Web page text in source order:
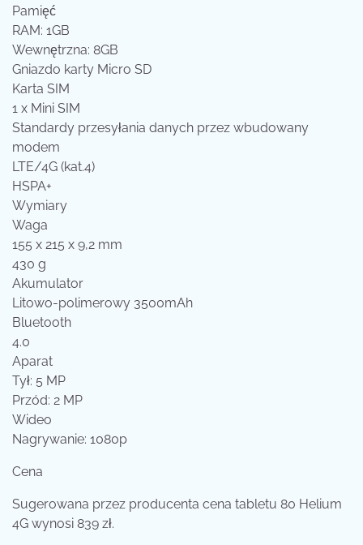
Pamięć
RAM: 1GB
Wewnętrzna: 8GB
Gniazdo karty Micro SD
Karta SIM
1 x Mini SIM
Standardy przesyłania danych przez wbudowany
modem
LTE/4G (kat.4)
HSPA+
Wymiary
Waga
155 x 215 x 9,2 mm
430 g
Akumulator
Litowo-polimerowy 3500mAh
Bluetooth
4.0
Aparat
Tył: 5 MP
Przód: 2 MP
Wideo
Nagrywanie: 1080p
Cena
Sugerowana przez producenta cena tabletu 80 Helium
4G wynosi 839 zł.